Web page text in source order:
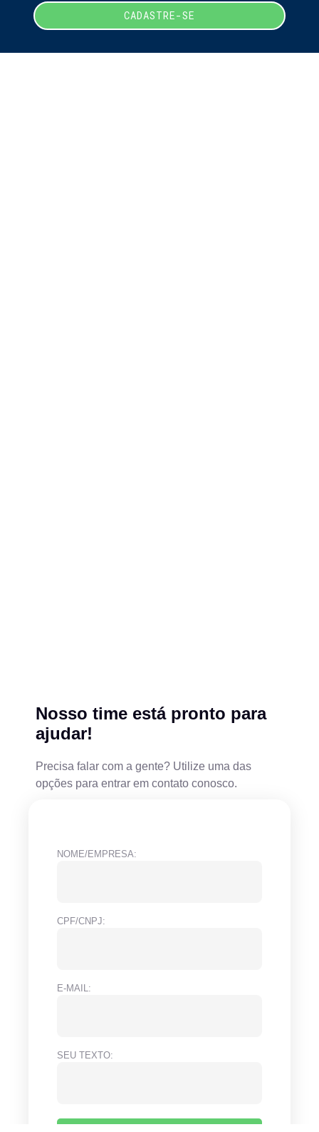
CADASTRE-SE
Nosso time está pronto para
ajudar!
Precisa falar com a gente? Utilize uma das
opções para entrar em contato conosco.
NOME/EMPRESA:
CPF/CNPJ:
E-MAIL:
SEU TEXTO: